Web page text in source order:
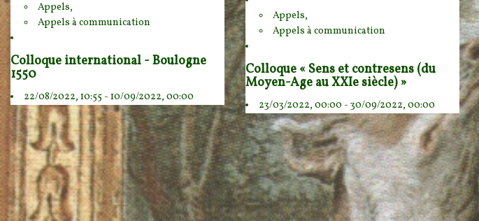
Appels,
Appels à communication
Colloque international - Boulogne
1550
22/08/2022, 10:55 - 10/09/2022, 00:00
Appels,
Appels à communication
Colloque « Sens et contresens (du
Moyen-Age au XXIe siècle) »
23/03/2022, 00:00 - 30/09/2022, 00:00